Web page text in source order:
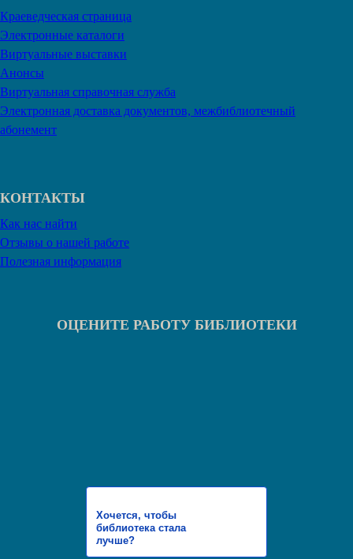
Краеведческая страница
Электронные каталоги
Виртуальные выставки
Анонсы
Виртуальная справочная служба
Электронная доставка документов, межбиблиотечный
абонемент
КОНТАКТЫ
Как нас найти
Отзывы о нашей работе
Полезная информация
ОЦЕНИТЕ РАБОТУ БИБЛИОТЕКИ
Хочется, чтобы
библиотека стала
лучше?